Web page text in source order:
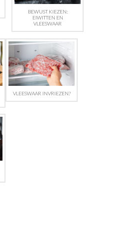
BEWUST KIEZEN:
EIWITTEN EN
VLEESWAAR
VLEESWAAR INVRIEZEN?